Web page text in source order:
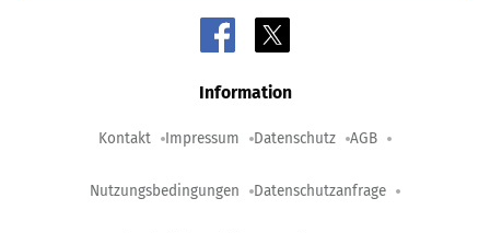
Information
Kontakt Impressum Datenschutz AGB
Nutzungsbedingungen Datenschutzanfrage